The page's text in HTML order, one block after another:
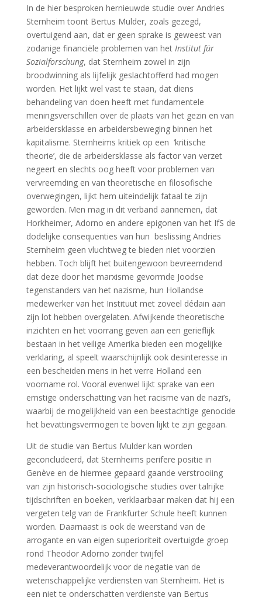
In de hier besproken hernieuwde studie over Andries
Sternheim toont Bertus Mulder, zoals gezegd,
overtuigend aan, dat er geen sprake is geweest van
zodanige financiële problemen van het Institut für
Sozialforschung, dat Sternheim zowel in zijn
broodwinning als lijfelijk geslachtofferd had mogen
worden. Het lijkt wel vast te staan, dat diens
behandeling van doen heeft met fundamentele
meningsverschillen over de plaats van het gezin en van
arbeidersklasse en arbeidersbeweging binnen het
kapitalisme. Sternheims kritiek op een ‘kritische
theorie’, die de arbeidersklasse als factor van verzet
negeert en slechts oog heeft voor problemen van
vervreemding en van theoretische en filosofische
overwegingen, lijkt hem uiteindelijk fataal te zijn
geworden. Men mag in dit verband aannemen, dat
Horkheimer, Adorno en andere epigonen van het IfS de
dodelijke consequenties van hun beslissing Andries
Sternheim geen vluchtweg te bieden niet voorzien
hebben. Toch blijft het buitengewoon bevreemdend
dat deze door het marxisme gevormde Joodse
tegenstanders van het nazisme, hun Hollandse
medewerker van het Instituut met zoveel dédain aan
zijn lot hebben overgelaten. Afwijkende theoretische
inzichten en het voorrang geven aan een gerieflijk
bestaan in het veilige Amerika bieden een mogelijke
verklaring, al speelt waarschijnlijk ook desinteresse in
een bescheiden mens in het verre Holland een
voorname rol. Vooral evenwel lijkt sprake van een
ernstige onderschatting van het racisme van de nazi’s,
waarbij de mogelijkheid van een beestachtige genocide
het bevattingsvermogen te boven lijkt te zijn gegaan.
Uit de studie van Bertus Mulder kan worden
geconcludeerd, dat Sternheims perifere positie in
Genève en de hiermee gepaard gaande verstrooiing
van zijn historisch-sociologische studies over talrijke
tijdschriften en boeken, verklaarbaar maken dat hij een
vergeten telg van de Frankfurter Schule heeft kunnen
worden. Daarnaast is ook de weerstand van de
arrogante en van eigen superioriteit overtuigde groep
rond Theodor Adorno zonder twijfel
medeverantwoordelijk voor de negatie van de
wetenschappelijke verdiensten van Sternheim. Het is
een niet te onderschatten verdienste van Bertus